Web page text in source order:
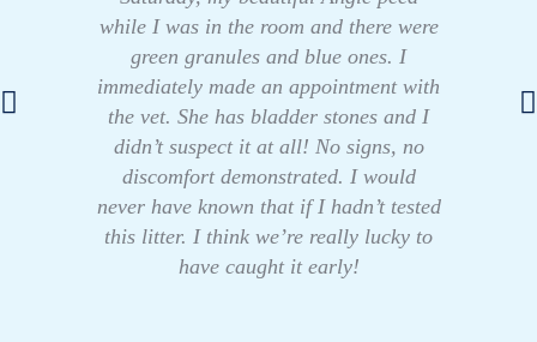
while I was in the room and there were
green granules and blue ones. I
immediately made an appointment with
the vet. She has bladder stones and I
didn’t suspect it at all! No signs, no
discomfort demonstrated. I would
never have known that if I hadn’t tested
this litter. I think we’re really lucky to
have caught it early!